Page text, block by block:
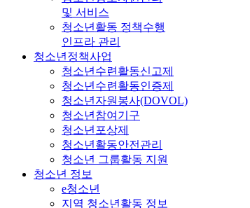
및 서비스
청소년활동 정책수행
인프라 관리
청소년정책사업
청소년수련활동신고제
청소년수련활동인증제
청소년자원봉사(DOVOL)
청소년참여기구
청소년포상제
청소년활동안전관리
청소년 그룹활동 지원
청소년 정보
e청소년
지역 청소년활동 정보